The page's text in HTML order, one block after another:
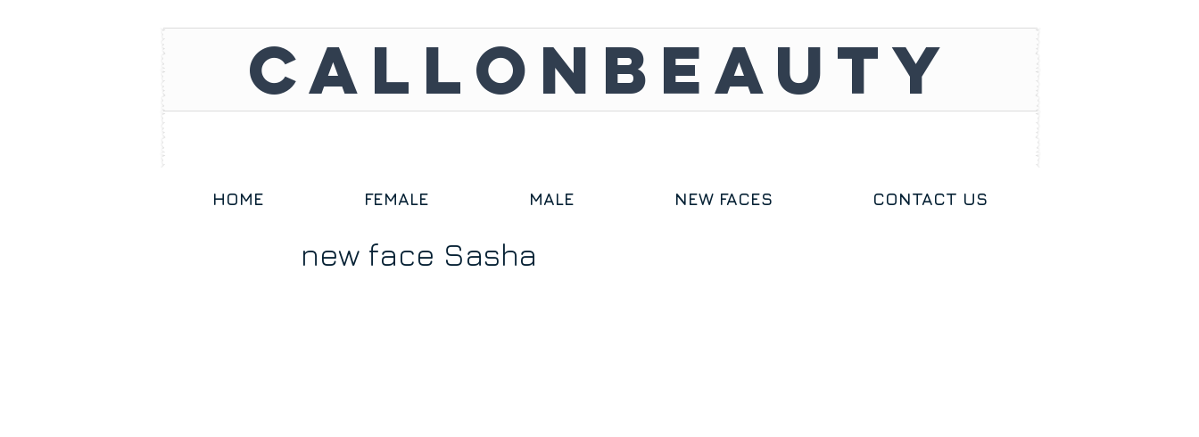
CALLONBEAUTY
HOME FEMALE MALE NEW FACES CONTACT US
new face Sasha